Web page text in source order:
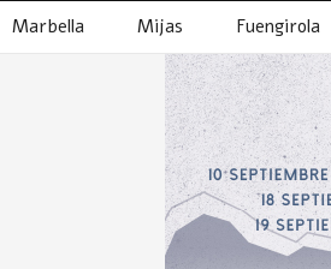
Marbella Mijas Fuengirola